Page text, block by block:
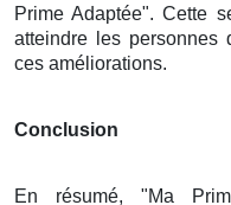
Prime Adaptée". Cette
atteindre les personnes
ces améliorations.
Conclusion
En résumé, "Ma